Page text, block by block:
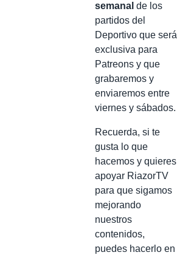
semanal de los
partidos del
Deportivo que será
exclusiva para
Patreons y que
grabaremos y
enviaremos entre
viernes y sábados.
Recuerda, si te
gusta lo que
hacemos y quieres
apoyar RiazorTV
para que sigamos
mejorando
nuestros
contenidos,
puedes hacerlo en